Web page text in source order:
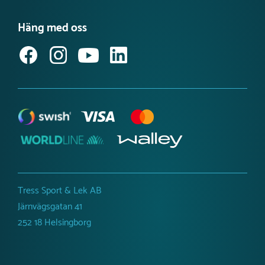
Produktnyheter Utemiljö
Jobba hos oss
Anmäl dig till vårt nyhetsbrev
Tillgänglighetsredogörelse
Häng med oss
Tress Sport & Lek AB
Järnvägsgatan 41
252 18 Helsingborg